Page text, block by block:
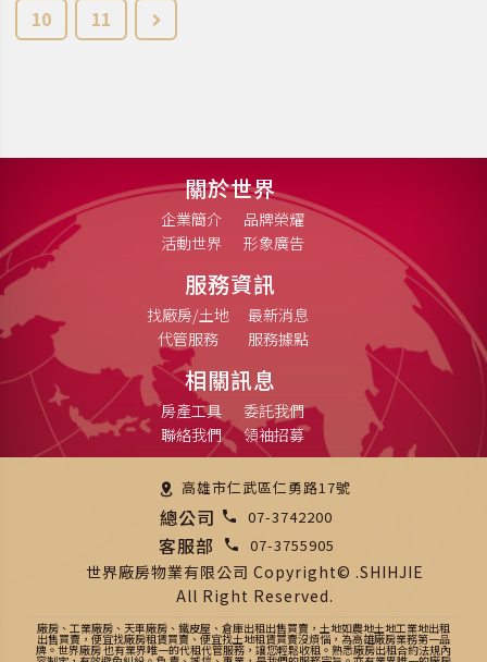
10
11
關於世界
企業簡介
品牌榮耀
活動世界
形象廣告
服務資訊
找廠房/土地
最新消息
代管服務
服務據點
相關訊息
房產工具
委託我們
聯絡我們
領袖招募
高雄市仁武區仁勇路17號
總公司 07-3742200
客服部 07-3755905
世界廠房物業有限公司 Copyright© .SHIHJIE
All Right Reserved.
廠房、工業廠房、天車廠房、鐵皮屋、倉庫出租出售買賣，土地如農地土地工業地出租
出售買賣，便宜找廠房租賃買賣、便宜找土地租賃買賣沒煩惱，為高雄廠房業務第一品
牌。世界廠房 也有業界唯一的代租代管服務，讓您輕鬆收租。熟悉廠房出租合約法規內